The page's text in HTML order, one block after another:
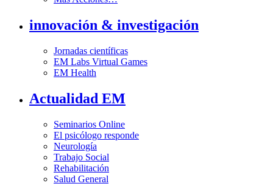
innovación & investigación
Jornadas científicas
EM Labs Virtual Games
EM Health
Actualidad EM
Seminarios Online
El psicólogo responde
Neurología
Trabajo Social
Rehabilitación
Salud General